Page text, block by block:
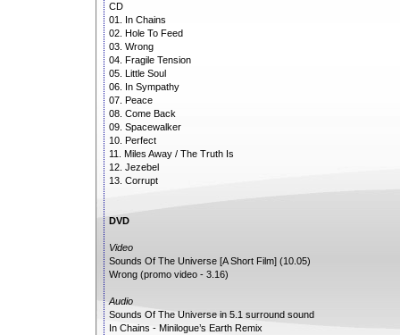
CD
01. In Chains
02. Hole To Feed
03. Wrong
04. Fragile Tension
05. Little Soul
06. In Sympathy
07. Peace
08. Come Back
09. Spacewalker
10. Perfect
11. Miles Away / The Truth Is
12. Jezebel
13. Corrupt
DVD
Video
Sounds Of The Universe [A Short Film] (10.05)
Wrong (promo video - 3.16)
Audio
Sounds Of The Universe in 5.1 surround sound
In Chains - Minilogue’s Earth Remix